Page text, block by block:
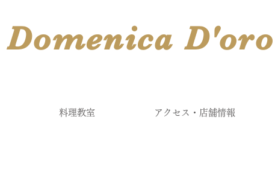
​Domenica D'oro
料理教室 アクセス・店舗情報